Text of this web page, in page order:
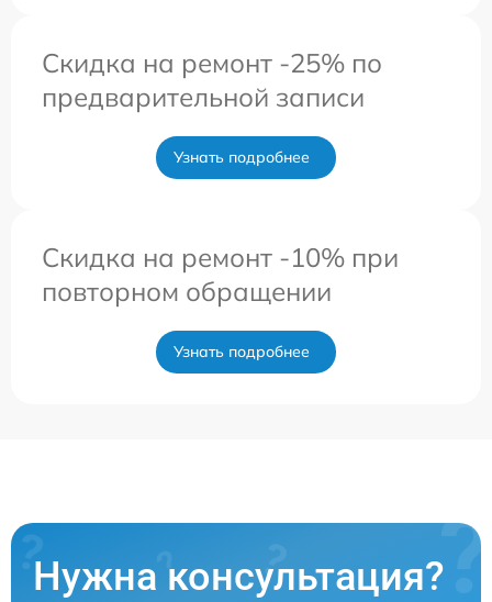
Скидка на ремонт -25% по
предварительной записи
Узнать подробнее
Скидка на ремонт -10% при
повторном обращении
Узнать подробнее
Нужна консультация?